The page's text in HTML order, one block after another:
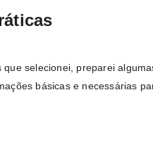
selecionei, preparei
básicas e necessárias